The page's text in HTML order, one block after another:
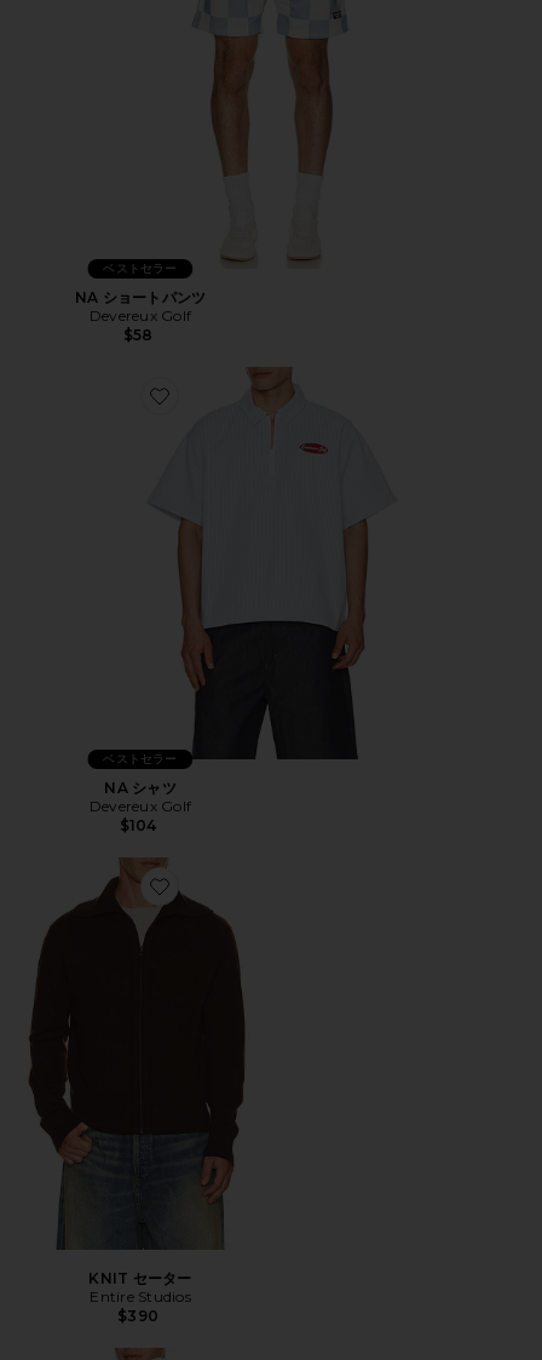
ベストセラー
NA ショートパンツ
Devereux Golf
$58
Favorite NA シャツ
ベストセラー
NA シャツ
Devereux Golf
$104
Favorite KNIT セーター
KNIT セーター
Entire Studios
$390